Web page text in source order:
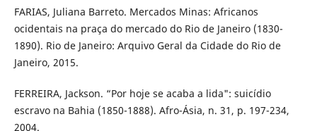
FARIAS, Juliana Barreto. Mercados Minas: Africanos
ocidentais na praça do mercado do Rio de Janeiro (1830-
1890). Rio de Janeiro: Arquivo Geral da Cidade do Rio de
Janeiro, 2015.
FERREIRA, Jackson. “Por hoje se acaba a lida": suicídio
escravo na Bahia (1850-1888). Afro-Ásia, n. 31, p. 197-234,
2004.